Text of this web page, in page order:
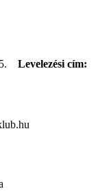
5. Levelezési cím: